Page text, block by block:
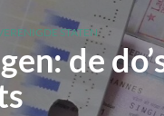
STATEN
de